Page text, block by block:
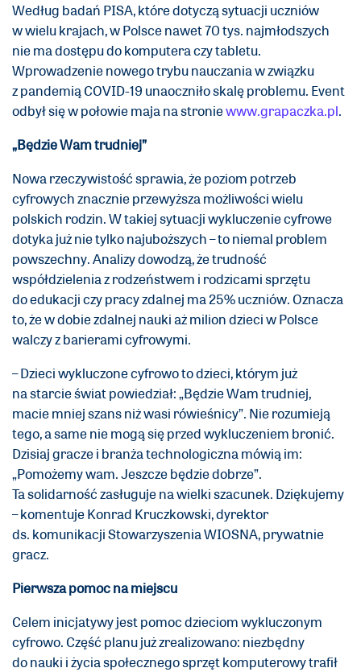
Według badań PISA, które dotyczą sytuacji uczniów
w wielu krajach, w Polsce nawet 70 tys. najmłodszych
nie ma dostępu do komputera czy tabletu.
Wprowadzenie nowego trybu nauczania w związku
z pandemią COVID-19 unaoczniło skalę problemu. Event
odbył się w połowie maja na stroniewww.grapaczka.pl.
„Będzie Wam trudniej”
Nowa rzeczywistość sprawia, że poziom potrzeb
cyfrowych znacznie przewyższa możliwości wielu
polskich rodzin. W takiej sytuacji wykluczenie cyfrowe
dotyka już nie tylko najuboższych – to niemal problem
powszechny. Analizy dowodzą, że trudność
współdzielenia z rodzeństwem i rodzicami sprzętu
do edukacji czy pracy zdalnej ma 25% uczniów. Oznacza
to, że w dobie zdalnej nauki aż milion dzieci w Polsce
walczy z barierami cyfrowymi.
– Dzieci wykluczone cyfrowo to dzieci, którym już
na starcie świat powiedział: „Będzie Wam trudniej,
macie mniej szans niż wasi rówieśnicy”. Nie rozumieją
tego, a same nie mogą się przed wykluczeniem bronić.
Dzisiaj gracze i branża technologiczna mówią im:
„Pomożemy wam. Jeszcze będzie dobrze”.
Ta solidarność zasługuje na wielki szacunek. Dziękujemy
– komentuje Konrad Kruczkowski, dyrektor
ds. komunikacji Stowarzyszenia WIOSNA, prywatnie
gracz.
Pierwsza pomoc na miejscu
Celem inicjatywy jest pomoc dzieciom wykluczonym
cyfrowo. Część planu już zrealizowano: niezbędny
do nauki i życia społecznego sprzęt komputerowy trafił